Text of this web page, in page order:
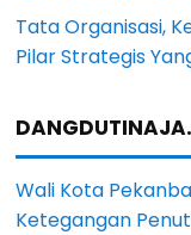
Tata Organisasi,
Pilar Strategis
Wali Kota
Ketegangan